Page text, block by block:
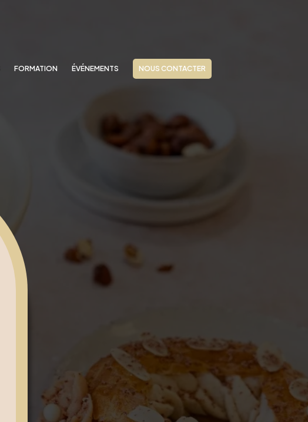
FORMATION ÉVÉNEMENTS NOUS CONTACTER